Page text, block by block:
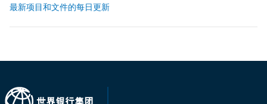
最新项目和文件的每日更新